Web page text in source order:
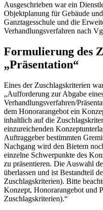
Ausgeschrieben war ein
Objektplanung für Gebäude
Ganztagesschule und die
Verhandlungsverfahren nach
Formulierung des
„Präsentation“
Eines der Zuschlagskriterien
„Aufforderung zur Abgabe
Verhandlungsverfahren/
dem Honorarangebot ein
inhaltlich auf die
einzureichenden
Auftraggeber bestimmten
Nachgang wird den Bietern
einzelne Schwerpunkte des
zu präsentieren. Die Auswahl
überlassen und ist Bestandteil
Zuschlagskriterien). Bitte
Konzept, Honorarangebot und
Zuschlagskriterien).“